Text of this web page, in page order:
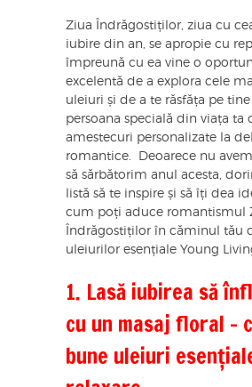
Ziua Îndrăgostiților, ziua cu
iubire din an, se apropie cu
împreună cu ea vine o
excelentă de a explora cele
uleiuri și de a te răsfăța pe tine
persoana specială din viața ta
amestecuri personalizate la
romantice. Deoarece nu
să sărbătorim anul acesta,
listă să te inspire și să îți dea
cum poți aduce romantismul
Îndrăgostiților în căminul tău
uleiurilor esențiale Young
1. Lasă iubirea să
cu un masaj floral –
bune uleiuri